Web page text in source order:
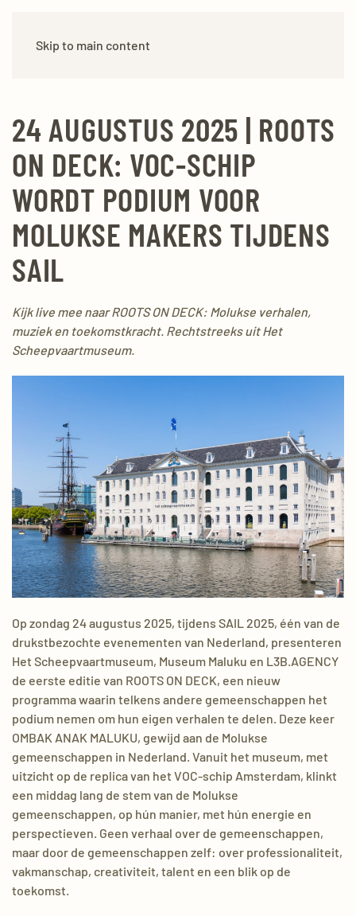
Skip to main content
24 AUGUSTUS 2025 | ROOTS
ON DECK: VOC-SCHIP
WORDT PODIUM VOOR
MOLUKSE MAKERS TIJDENS
SAIL
Kijk live mee naar ROOTS ON DECK: Molukse verhalen,
muziek en toekomstkracht. Rechtstreeks uit Het
Scheepvaartmuseum.
Op zondag 24 augustus 2025, tijdens SAIL 2025, één van de
drukstbezochte evenementen van Nederland, presenteren
Het Scheepvaartmuseum, Museum Maluku en L3B.AGENCY
de eerste editie van ROOTS ON DECK, een nieuw
programma waarin telkens andere gemeenschappen het
podium nemen om hun eigen verhalen te delen. Deze keer
OMBAK ANAK MALUKU, gewijd aan de Molukse
gemeenschappen in Nederland. Vanuit het museum, met
uitzicht op de replica van het VOC-schip Amsterdam, klinkt
een middag lang de stem van de Molukse
gemeenschappen, op hún manier, met hún energie en
perspectieven. Geen verhaal over de gemeenschappen,
maar door de gemeenschappen zelf: over professionaliteit,
vakmanschap, creativiteit, talent en een blik op de
toekomst.